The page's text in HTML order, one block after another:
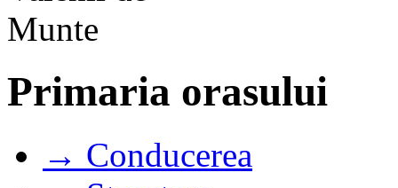
Primaria orasului
→ Conducerea